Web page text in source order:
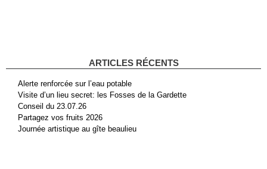
ARTICLES RÉCENTS
Alerte renforcée sur l’eau potable
Visite d’un lieu secret: les Fosses de la Gardette
Conseil du 23.07.26
Partagez vos fruits 2026
Journée artistique au gîte beaulieu